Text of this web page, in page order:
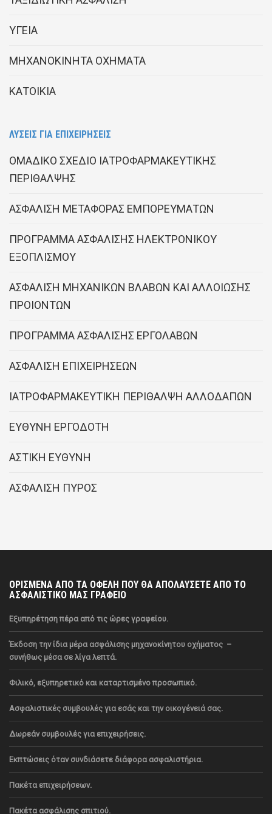
ΥΓΕΙΑ
ΜΗΧΑΝΟΚΙΝΗΤΑ ΟΧΗΜΑΤΑ
ΚΑΤΟΙΚΙΑ
ΛΥΣΕΙΣ ΓΙΑ ΕΠΙΧΕΙΡΗΣΕΙΣ
ΟΜΑΔΙΚΟ ΣΧΕΔΙΟ ΙΑΤΡΟΦΑΡΜΑΚΕΥΤΙΚΗΣ
ΠΕΡΙΘΑΛΨΗΣ
ΑΣΦΑΛΙΣΗ ΜΕΤΑΦΟΡΑΣ ΕΜΠΟΡΕΥΜΑΤΩΝ
ΠΡΟΓΡΑΜΜΑ ΑΣΦΑΛΙΣΗΣ ΗΛΕΚΤΡΟΝΙΚΟΥ
ΕΞΟΠΛΙΣΜΟΥ
ΑΣΦΑΛΙΣΗ ΜΗΧΑΝΙΚΩΝ ΒΛΑΒΩΝ ΚΑΙ ΑΛΛΟΙΩΣΗΣ
ΠΡΟΙΟΝΤΩΝ
ΠΡΟΓΡΑΜΜΑ ΑΣΦΑΛΙΣΗΣ ΕΡΓΟΛΑΒΩΝ
ΑΣΦΑΛΙΣΗ ΕΠΙΧΕΙΡΗΣΕΩΝ
ΙΑΤΡΟΦΑΡΜΑΚΕΥΤΙΚΗ ΠΕΡΙΘΑΛΨΗ ΑΛΛΟΔΑΠΩΝ
ΕΥΘΥΝΗ ΕΡΓΟΔΟΤΗ
ΑΣΤΙΚΗ ΕΥΘΥΝΗ
ΑΣΦΑΛΙΣΗ ΠΥΡΟΣ
ΟΡΙΣΜΕΝΑ ΑΠΟ ΤΑ ΟΦΕΛΗ ΠΟΥ ΘΑ ΑΠΟΛΑΥΣΕΤΕ ΑΠΟ ΤΟ
ΑΣΦΑΛΙΣΤΙΚΟ ΜΑΣ ΓΡΑΦΕΙΟ
Εξυπηρέτηση πέρα από τις ώρες γραφείου.
Έκδοση την ίδια μέρα ασφάλισης μηχανοκίνητου οχήματος –
συνήθως μέσα σε λίγα λεπτά.
Φιλικό, εξυπηρετικό και καταρτισμένο προσωπικό.
Ασφαλιστικές συμβουλές για εσάς και την οικογένειά σας.
Δωρεάν συμβουλές για επιχειρήσεις.
Εκπτώσεις όταν συνδιάσετε διάφορα ασφαλιστήρια.
Πακέτα επιχειρήσεων.
Πακέτα ασφάλισης σπιτιού.